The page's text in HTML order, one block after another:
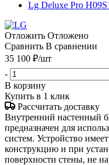
Отложить Отложено
Сравнить В сравнении
35 100 ₽/шт
-
В корзину
Купить в 1 клик
Рассчитать доставку
Внутренний настенный
предназначен для
систем. Устройство
конструкцию и при
поверхности стены, не